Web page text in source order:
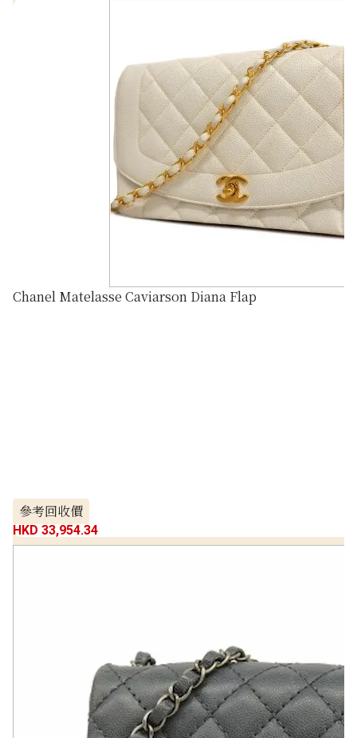
Chanel Matelasse Caviarson Diana Flap
參考回收價
HKD 33,954.34